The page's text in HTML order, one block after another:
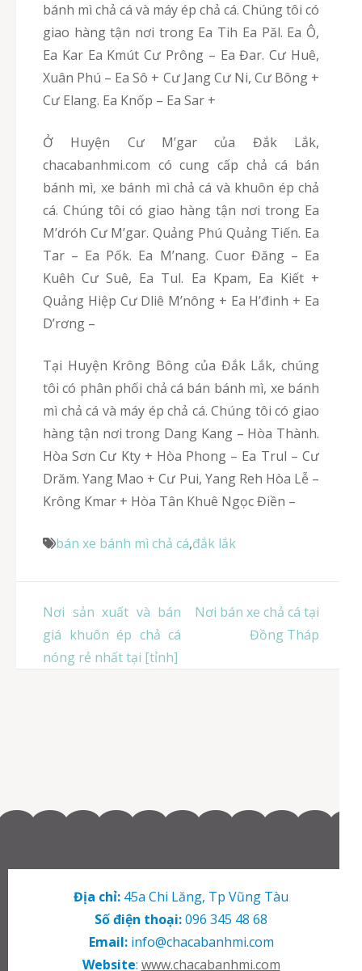
bánh mì chả cá và máy ép chả cá. Chúng tôi có
giao hàng tận nơi trong Ea Tih Ea Păl. Ea Ô,
Ea Kar Ea Kmút Cư Prông – Ea Đar. Cư Huê,
Xuân Phú – Ea Sô + Cư Jang Cư Ni, Cư Bông +
Cư Elang. Ea Knốp – Ea Sar +
Ở Huyện Cư M’gar của Đắk Lắk,
chacabanhmi.com có cung cấp chả cá bán
bánh mì, xe bánh mì chả cá và khuôn ép chả
cá. Chúng tôi có giao hàng tận nơi trong Ea
M’dróh Cư M’gar. Quảng Phú Quảng Tiến. Ea
Tar – Ea Pốk. Ea M’nang. Cuor Đăng – Ea
Kuêh Cư Suê, Ea Tul. Ea Kpam, Ea Kiết +
Quảng Hiệp Cư Dliê M’nông + Ea H’đinh + Ea
D’rơng –
Tại Huyện Krông Bông của Đắk Lắk, chúng
tôi có phân phối chả cá bán bánh mì, xe bánh
mì chả cá và máy ép chả cá. Chúng tôi có giao
hàng tận nơi trong Dang Kang – Hòa Thành.
Hòa Sơn Cư Kty + Hòa Phong – Ea Trul – Cư
Drăm. Yang Mao + Cư Pui, Yang Reh Hòa Lễ –
Krông Kmar + Hòa Tân Khuê Ngọc Điền –
bán xe bánh mì chả cá,đắk lắk
Điều
hướng
bài
Nơi sản xuất và bán
giá khuôn ép chả cá
nóng rẻ nhất tại [tỉnh]
Nơi bán xe chả cá tại
Đồng Tháp
Địa chỉ: 45a Chi Lăng, Tp Vũng Tàu
Số điện thoại:096 345 48 68
Email:info@chacabanhmi.com
Website: www.chacabanhmi.com